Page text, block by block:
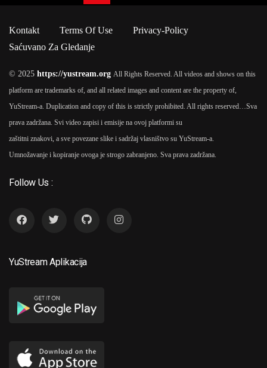
Kontakt Terms Of Use
Privacy-Policy
Saćuvano Za Gledanje
© 2025 https://yustream.org All Rights Reserved. All videos and shows on this
platform are trademarks of, and all related images and content are the property of,
YuStream-a. Duplication and copy of this is strictly prohibited. All rights reserved… Sva
prava zadržana. Svi video zapisi i emisije na ovoj platformi su
zaštitni znakovi, a sve povezane slike i sadržaj vlasništvo su YuStream-a.
Umnožavanje i kopiranje ovoga je strogo zabranjeno. Sva prava zadržana.
Follow Us :
YuStream Aplikacija